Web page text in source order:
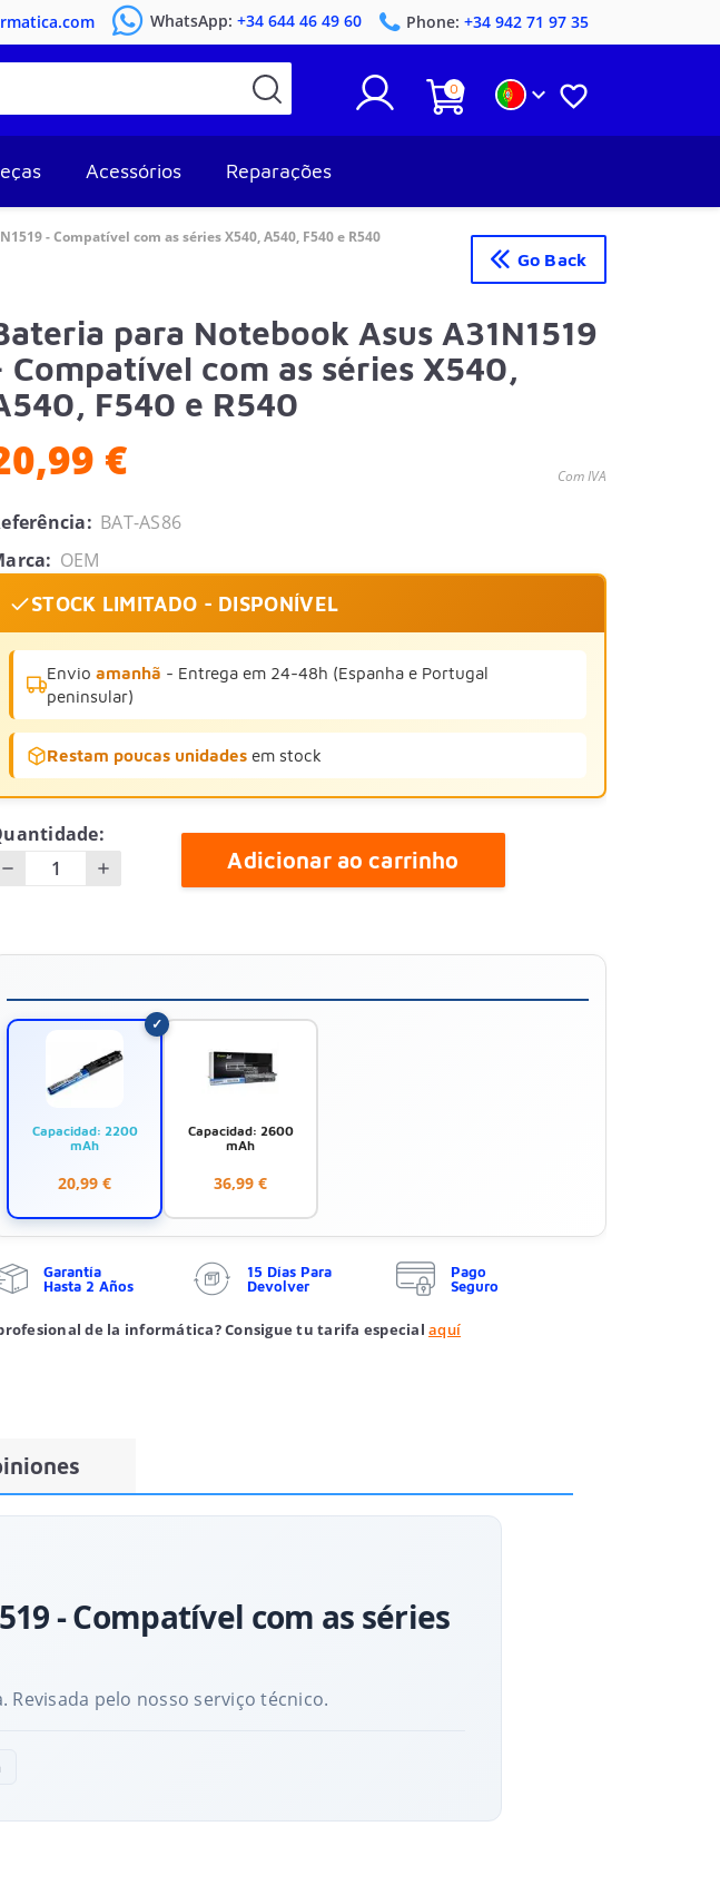
WhatsApp:+34 644 46 49 60 Phone: +34 942 71 97 35
0  
Acessórios Reparações
- Compatível com as séries X540, A540, F540 e R540
Go Back
para Notebook Asus A31N1519
Compatível com as séries X540,
F540 e R540
€ Com IVA
BAT-AS86
OEM
STOCK LIMITADO - DISPONÍVEL
Envio amanhã - Entrega em 24-48h (Espanha e Portugal
peninsular)
Restam poucas unidades em stock
Adicionar ao carrinho
Capacidad: 2200
mAh
20,99 €
Capacidad: 2600
mAh
36,99 €
Garantía
Hasta 2 Años
15 Días Para
Devolver
Pago
Seguro
de la informática? Consigue tu tarifa especial aquí
- Compatível com as séries
pelo nosso serviço técnico.